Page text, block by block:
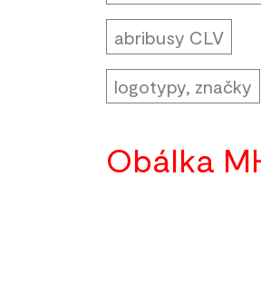
abribusy CLV
logotypy, značky
Obálka